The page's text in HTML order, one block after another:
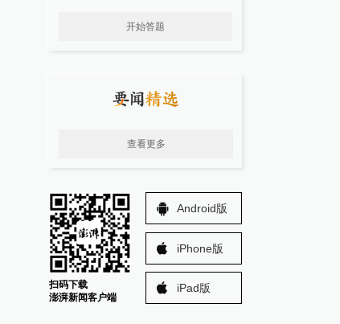
开始答题
查看更多
扫码下载
澎湃新闻客户端
Android版
iPhone版
iPad版